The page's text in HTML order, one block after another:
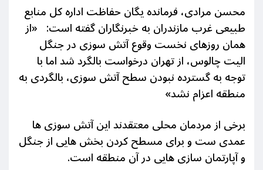
محسن مرادی، فرمانده یگان حفاظت اداره کل منابع
طبیعی غرب مازندران به خبرنگاران گفته است: «از
همان روزهای نخست وقوع آتش سوزی در جنگل
الیت چالوس، از تهران درخواست بالگرد شد اما با
توجه به گسترده نبودن سطح آتش سوزی، بالگردی به
منطقه اعزام نشد»
برخی از مردمان محلی معتقدند این آتش سوزی ها
عمدی ست و برای مسطح کردن بخش هایی از جنگل
و آپارتمان سازی هایی در آن منطقه است.